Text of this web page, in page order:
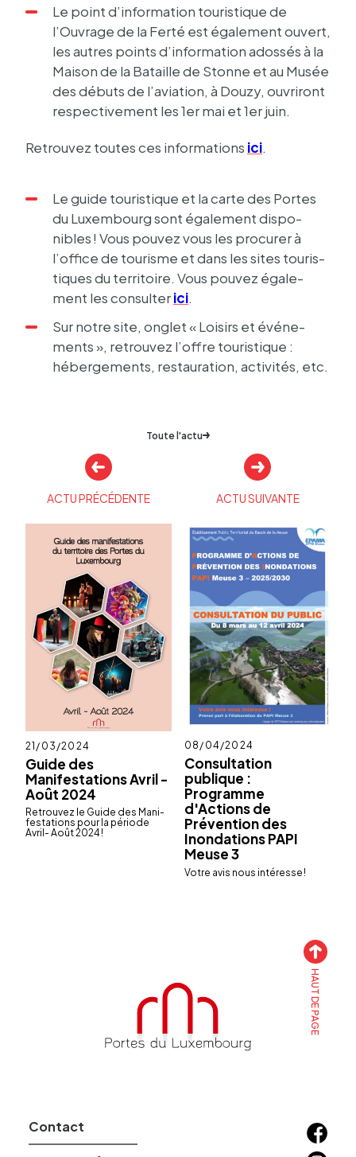
Le point d’infor­ma­tion touris­tique de
l’Ouvrage de la Ferté est égale­ment ouvert,
les autres points d’infor­ma­tion ados­sés à la
Maison de la Bataille de Stonne et au Musée
des débuts de l’avia­tion, à Douzy, ouvri­ront
respec­ti­ve­ment les 1er mai et 1er juin.
Retrou­vez toutes ces infor­ma­tions ici.
Le guide touris­tique et la carte des Portes
du Luxem­bourg sont égale­ment dispo­
nibles ! Vous pouvez vous les procu­rer à
l’office de tourisme et dans les sites touris­
tiques du terri­toire. Vous pouvez égale­
ment les consul­terici.
Sur notre site, onglet « Loisirs et événe­
ments », retrou­vez l’offre touris­tique :
héber­ge­ments, restau­ra­tion, acti­vi­tés, etc.
Toute l'actu
Autres
actualités
ACTU PRÉCÉDENTE
Guide des
Manifestations Avril -
Août 2024
Publié
21/03/2024
Retrou­vez le Guide des Mani­
fes­ta­tions pour la période
Avril- Août 2024 !
ACTU SUIVANTE
Consultation
publique :
Programme
d'Actions de
Prévention des
Inondations PAPI
Meuse 3
Publié
08/04/2024
Votre avis nous inté­resse !
HAUT DE PAGE
Contact